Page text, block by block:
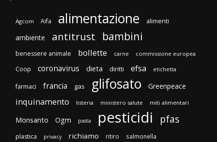
Agcom Aifa alimentazione alimenti
ambiente antitrust bambini
benessere animale bollette carne commissione europea
Coop coronavirus dieta diritti efsa etichetta
farmaci francia gas glifosato Greenpeace
inquinamento listeria ministero salute miti alimentari
Monsanto Ogm pasta pesticidi pfas
plastica privacy richiamo ritiro salmonella